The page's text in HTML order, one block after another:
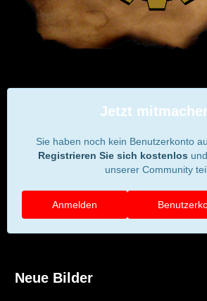
Jetzt
Sie haben noch kein Benutzerkonto
Registrieren Sie sich kostenlos
unserer Community
Anmelden
Neue Bilder